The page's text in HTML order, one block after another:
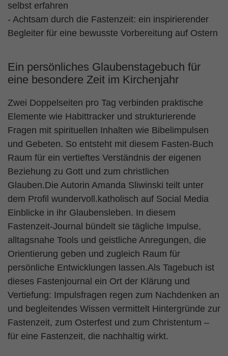
selbst erfahren
- Achtsam durch die Fastenzeit: ein inspirierender
Begleiter für eine bewusste Vorbereitung auf Ostern
Ein persönliches Glaubenstagebuch für
eine besondere Zeit im Kirchenjahr
Zwei Doppelseiten pro Tag verbinden praktische
Elemente wie Habittracker und strukturierende
Fragen mit spirituellen Inhalten wie Bibelimpulsen
und Gebeten. So entsteht mit diesem Fasten-Buch
Raum für ein vertieftes Verständnis der eigenen
Beziehung zu Gott und zum christlichen
Glauben.Die Autorin Amanda Sliwinski teilt unter
dem Profil wundervoll.katholisch auf Social Media
Einblicke in ihr Glaubensleben. In diesem
Fastenzeit-Journal bündelt sie tägliche Impulse,
alltagsnahe Tools und geistliche Anregungen, die
Orientierung geben und zugleich Raum für
persönliche Entwicklungen lassen.Als Tagebuch ist
dieses Fastenjournal ein Ort der Klärung und
Vertiefung: Impulsfragen regen zum Nachdenken an
und begleitendes Wissen vermittelt Hintergründe zur
Fastenzeit, zum Osterfest und zum Christentum –
für eine Fastenzeit, die nachhaltig wirkt.